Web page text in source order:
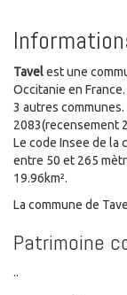
Tavelest une
Occitanie en
3 autres
2083(recensement
Le code Insee de la
entre 50 et 265
19.96km².
La commune de
Patrimoine
..